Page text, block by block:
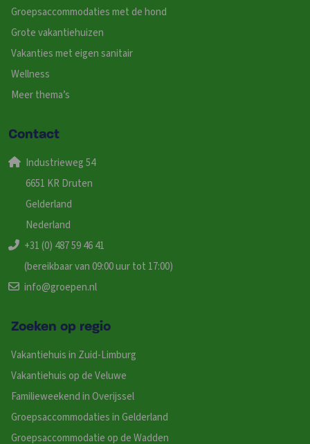
Groepsaccommodaties met de hond
Grote vakantiehuizen
Vakanties met eigen sanitair
Wellness
Meer thema’s
Contact
Industrieweg 54
6651 KR Druten
Gelderland
Nederland
+31 (0) 487 59 46 41
(bereikbaar van 09:00 uur tot 17:00)
info@groepen.nl
Zoeken op regio
Vakantiehuis in Zuid-Limburg
Vakantiehuis op de Veluwe
Familieweekend in Overijssel
Groepsaccommodaties in Gelderland
Groepsaccommodatie op de Wadden